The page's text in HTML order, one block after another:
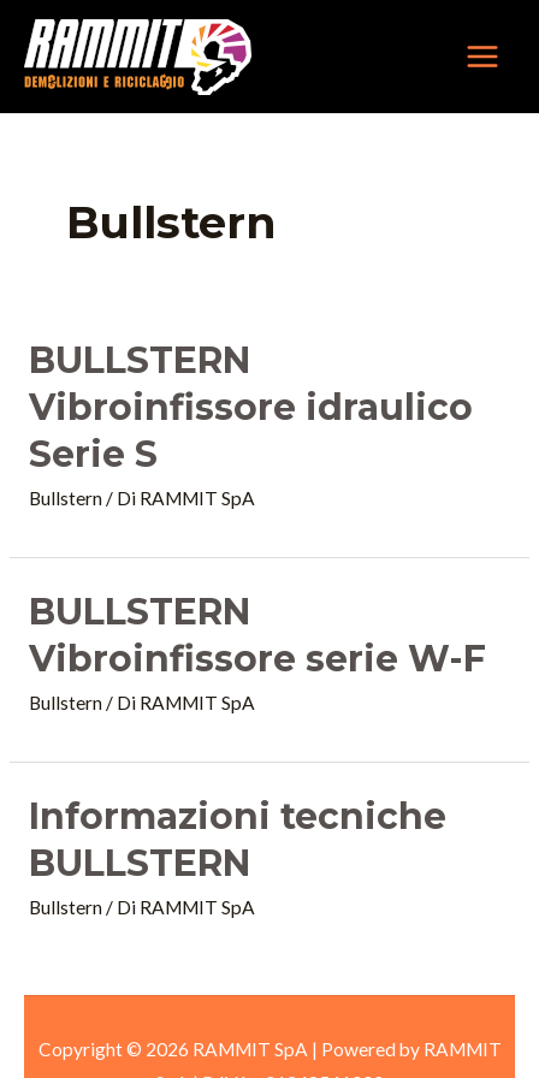
contenuto
Bullstern
BULLSTERN
Vibroinfissore idraulico
Serie S
Bullstern/ Di RAMMIT SpA
BULLSTERN
Vibroinfissore serie W-F
Bullstern/ Di RAMMIT SpA
Informazioni tecniche
BULLSTERN
Bullstern/ Di RAMMIT SpA
Copyright © 2026 RAMMIT SpA | Powered by RAMMIT